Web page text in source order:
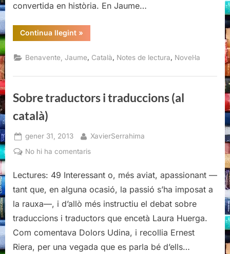
convertida en història. En Jaume…
Continua llegint“Nocturn
de
Jaume
Benavente”
»
Benavente, Jaume, Català, Notes de lectura, Novel·la
Sobre traductors i traduccions (al
català)
Posted
on
gener 31, 2013 By
XavierSerrahima
No hi ha comentarisa
traductors
i
(al
català)
Lectures: 49 Interessant o, més aviat, apassionant —
tant que, en alguna ocasió, la passió s’ha imposat a
la rauxa—, i d’allò més instructiu el debat sobre
traduccions i traductors que encetà Laura Huerga.
Com comentava Dolors Udina, i recollia Ernest
Riera, per una vegada que es parla bé d’ells…